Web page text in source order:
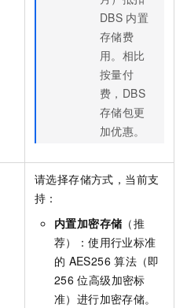
DBS 内置
存储费
用。相比
按量付
费，DBS
存储包更
加优惠。
请选择存储方式，当前支
持：
内置加密存储 （推
荐）：使用行业标准
的 AES256 算法（即
256 位高级加密标
准）进行加密存储。